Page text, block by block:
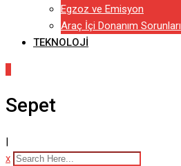
Egzoz ve Emisyon
Araç İçi Donanım Sorunları
TEKNOLOJI
Sepet
x